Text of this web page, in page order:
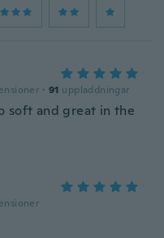
· 91 uppladdningar
soft and great in the